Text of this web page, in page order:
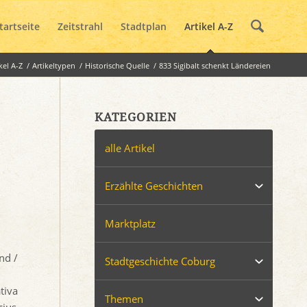
Zeitstrahl Stadtplan Artikel A-Z
A-Z / Artikeltypen / Historische Quelle / 833 Sigibalt schenkt Ländereien
/
KATEGORIEN
alle Artikel
Erzählte Geschichten
Marktplatz
Stadtgeschichte Coburg
Themen